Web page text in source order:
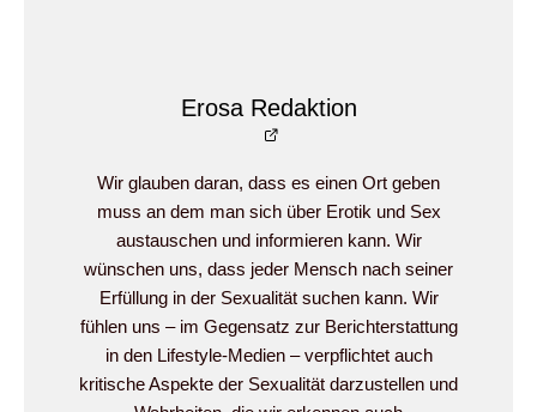
Erosa Redaktion
Wir glauben daran, dass es einen Ort geben
muss an dem man sich über Erotik und Sex
austauschen und informieren kann. Wir
wünschen uns, dass jeder Mensch nach seiner
Erfüllung in der Sexualität suchen kann. Wir
fühlen uns – im Gegensatz zur Berichterstattung
in den Lifestyle-Medien – verpflichtet auch
kritische Aspekte der Sexualität darzustellen und